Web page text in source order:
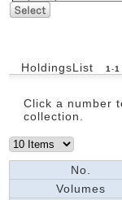
HoldingsList 1 -1
Click a number
collection.
No.
Volumes